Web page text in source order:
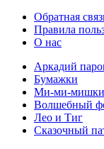
Обратная
Правила
О нас
Аркадий
Бумажки
Ми-ми-мишки
Волшебный
Лео и Тиг
Сказочный